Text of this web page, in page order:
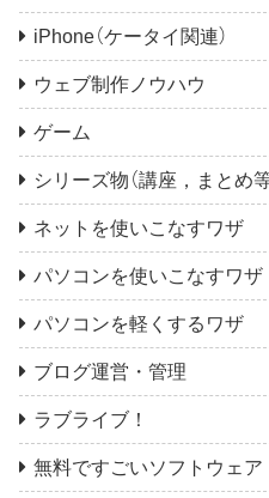
iPhone（ケータイ関連）
ウェブ制作ノウハウ
ゲーム
シリーズ物（講座，まとめ等
ネットを使いこなすワザ
パソコンを使いこなすワザ
パソコンを軽くするワザ
ブログ運営・管理
ラブライブ！
無料ですごいソフトウェア